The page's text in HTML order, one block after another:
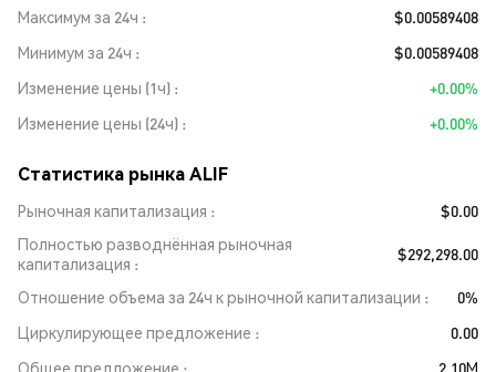
Максимум за 24ч
$0.00589408
Минимум за 24ч
$0.00589408
Изменение цены (1ч)
+0.00%
Изменение цены (24ч)
+0.00%
Статистика рынка ALIF
Рыночная капитализация
$0.00
Полностью разводнённая рыночная
капитализация
$292,298.00
Отношение объема за 24ч к рыночной капитализации
0%
Циркулирующее предложение
0.00
Общее предложение
2.10M